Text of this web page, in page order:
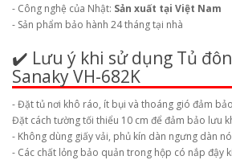
- Công nghệ của Nhật: Sản xuất tại Việt Nam
- Sản phẩm bảo hành 24 tháng tại nhà
✔️ Lưu ý khi sử dụng Tủ
Sanaky VH-682K
- Đặt tủ nơi khô ráo, ít bụi và thoáng gió đảm
Đặt cách tường tối thiểu 10 cm để đảm bảo lưu
- Không dùng giấy vải, phủ kín dàn ngưng dàn
- Các chất lỏng bảo quản trong hộp có nắp đậy